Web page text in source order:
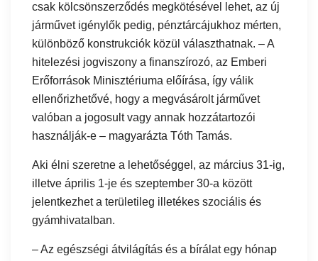
csak kölcsönszerződés megkötésével lehet, az új
járművet igénylők pedig, pénztárcájukhoz mérten,
különböző konstrukciók közül választhatnak. – A
hitelezési jogviszony a finanszírozó, az Emberi
Erőforrások Minisztériuma előírása, így válik
ellenőrizhetővé, hogy a megvásárolt járművet
valóban a jogosult vagy annak hozzátartozói
használják-e – magyarázta Tóth Tamás.
Aki élni szeretne a lehetőséggel, az március 31-ig,
illetve április 1-je és szeptember 30-a között
jelentkezhet a területileg illetékes szociális és
gyámhivatalban.
– Az egészségi átvilágítás és a bírálat egy hónap